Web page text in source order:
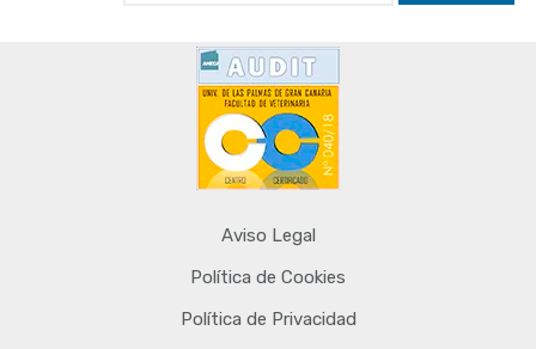
Aviso Legal
Política de Cookies
Política de Privacidad